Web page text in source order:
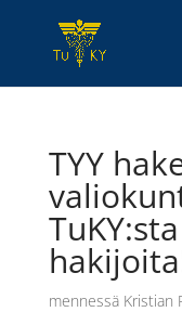
TYY
mennessä Kristian